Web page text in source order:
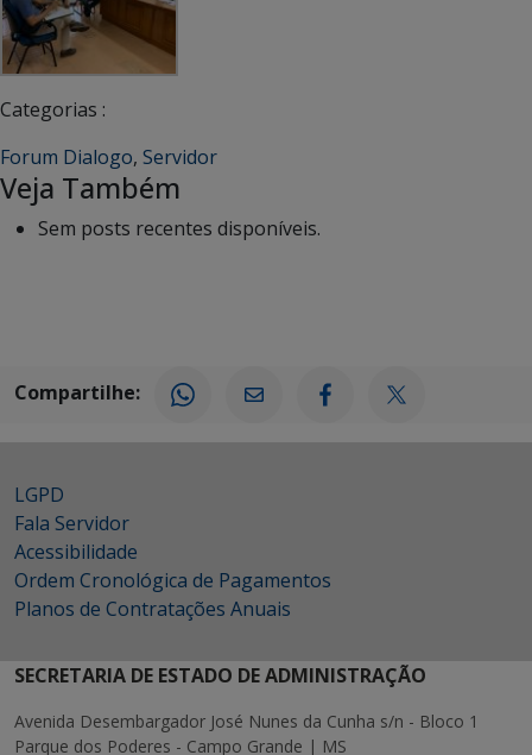
Categorias :
Forum Dialogo, Servidor
Veja Também
Sem posts recentes disponíveis.
Compartilhe:
LGPD
Fala Servidor
Acessibilidade
Ordem Cronológica de Pagamentos
Planos de Contratações Anuais
SECRETARIA DE ESTADO DE ADMINISTRAÇÃO
Avenida Desembargador José Nunes da Cunha s/n - Bloco 1
Parque dos Poderes - Campo Grande | MS